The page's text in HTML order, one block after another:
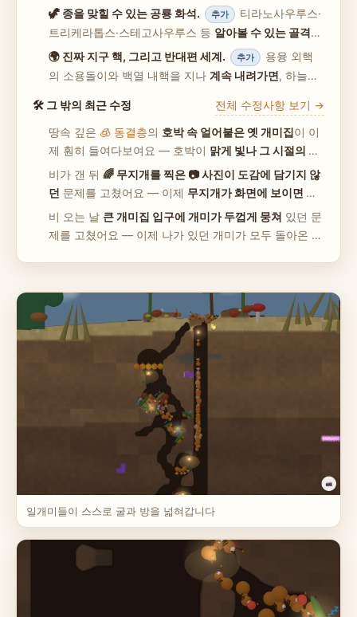
고,새는 파닥파닥-활공, 나비는 팔랑팔랑 진짜 날갯짓 ,
걷는 친구들은 속도에 맞춰 성큼성큼. 풀과 나무는무풍
🦖 종을 맞힐 수 있는 공룡 화석. 추가
트리케라톱스·스테고사우루스 등 알아볼 수 있는 골격 이
땅속에 묻혀 있고,클릭하면 종 이름 을 알려 줘요. 호박
속 동결 개미집은 이제그 집의 실제 생전 굴 모양 그대로
🌍 진짜 지구 핵, 그리고 반대편 세계. 추가
의 소용돌이와 백열 내핵을 지나 계속 내려가면, 하늘과
이드 →
🛠 그 밖의 최근 수정 전체 수정사항 보기 →
땅속 깊은 🧊 동결층의 호박 속 얼어붙은 옛 개미집이 이
제 훤히 들여다보여요 — 호박이 맑게 빛나 그 시절의 방
과 터널까지비쳐 보입니다.
비가 갠 뒤 🌈 무지개를 찍은 📷 사진이 도감에 담기지 않
던
문제를 고쳤어요 — 이제 무지개가 화면에 보이면 어
느 시점에서 찍든담깁니다.
비 오는 날 큰 개미집 입구에 개미가 두껍게 뭉쳐 있던 문
제를 고쳤어요 — 이제 나가 있던 개미가 모두 돌아온 뒤
일개미들이 스스로 굴과 방을 넓혀갑니다